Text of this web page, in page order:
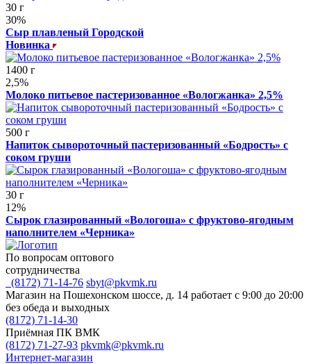
30 г
30%
Сыр плавленый Городской
Новинка
1400 г
2,5%
Молоко питьевое пастеризованное «Вологжанка» 2,5%
500 г
Напиток сывороточный пастеризованный «Бодрость» с
соком груши
30 г
12%
Сырок глазированный «Вологоша» с фруктово-ягодным
наполнителем «Черника»
По вопросам оптового
сотрудничества
(8172) 71-14-76 sbyt@pkvmk.ru
Магазин на Пошехонском шоссе, д. 14 работает с 9:00 до 20:00
без обеда и выходных
(8172) 71-14-30
Приёмная ПК ВМК
(8172) 71-27-93 pkvmk@pkvmk.ru
Интернет-магазин